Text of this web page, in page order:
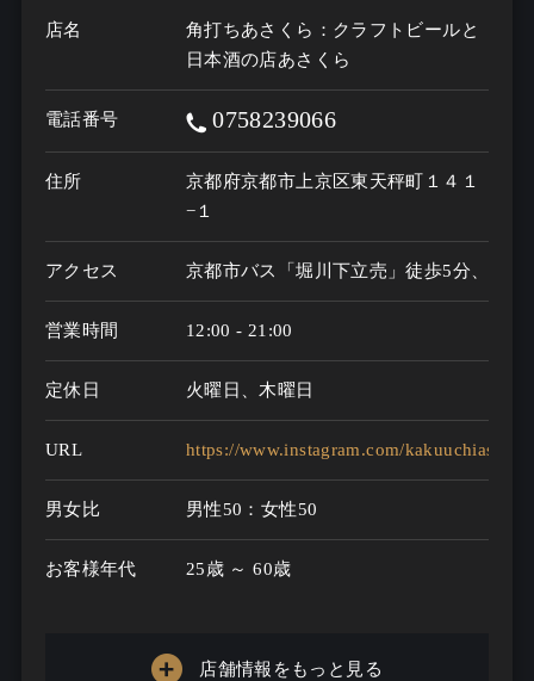
店名
角打ちあさくら：クラフトビールと
日本酒の店あさくら
電話番号 0758239066
住所
京都府京都市上京区東天秤町１４１
−１
アクセス 京都市バス「堀川下立売」徒歩5分、京
営業時間 12:00 - 21:00
定休日 火曜日、木曜日
URL https://www.instagram.com/
男女比 男性50：女性50
お客様年代 25歳 ～ 60歳
店舗情報をもっと見る